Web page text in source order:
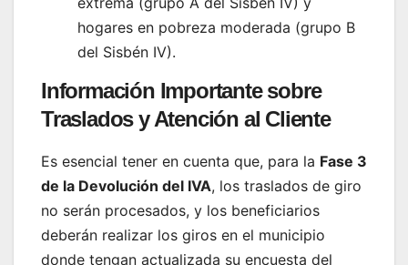
hogares en pobreza moderada (grupo B
del Sisbén IV).
Información Importante sobre
Traslados y Atención al Cliente
Es esencial tener en cuenta que, para la Fase 3
de la Devolución del IVA, los traslados de giro
no serán procesados, y los beneficiarios
deberán realizar los giros en el municipio
donde tengan actualizada su encuesta del